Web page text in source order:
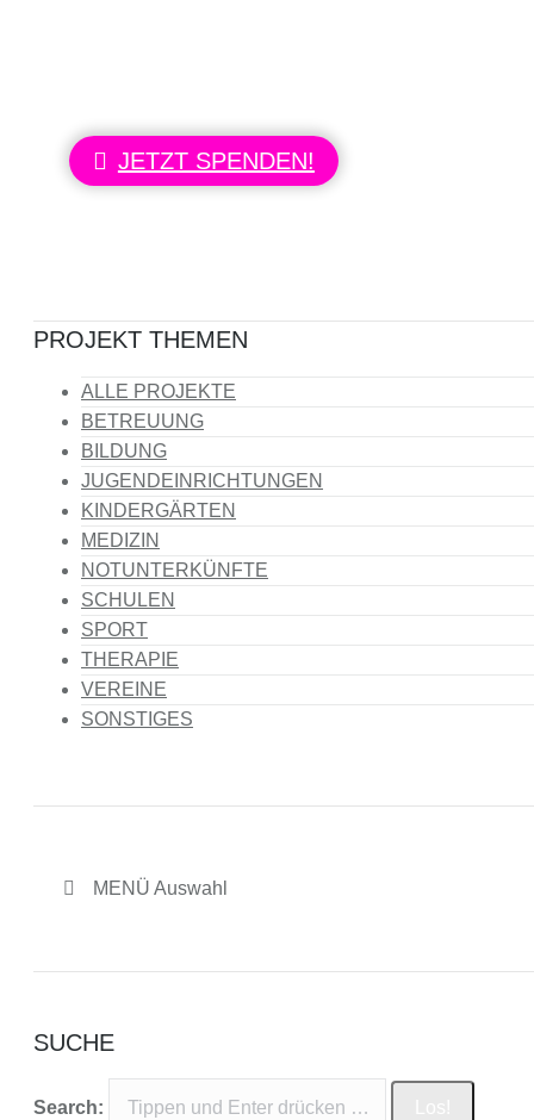
dann spenden Sie doch bitte für unser
JETZT SPENDEN!
PROJEKT THEMEN
ALLE PROJEKTE
BETREUUNG
BILDUNG
JUGENDEINRICHTUNGEN
KINDERGÄRTEN
MEDIZIN
NOTUNTERKÜNFTE
SCHULEN
SPORT
THERAPIE
VEREINE
SONSTIGES
MENÜ Auswahl
SUCHE
Search: